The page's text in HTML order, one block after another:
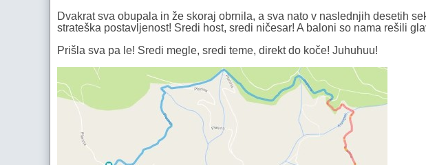
Dvakrat sva obupala in že skoraj obrnila, a sva nato v naslednjih desetih
strateška postavljenost! Sredi host, sredi ničesar! A baloni so nama rešili
Prišla sva pa le! Sredi megle, sredi teme, direkt do koče! Juhuhuu!